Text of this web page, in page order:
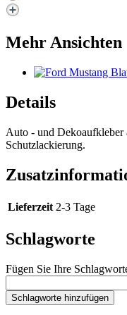
Mehr Ansichten
Details
Auto - und Dekoaufkleber
Schutzlackierung.
Lieferzeit 2-3 Tage
Schlagworte
Fügen Sie Ihre
Schlagworte hinzufügen